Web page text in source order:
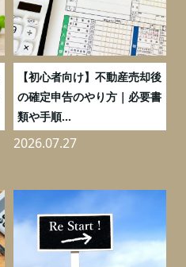
【初心者向け】不動産売却後
の確定申告のやり方｜必要書
類や手順...
2026.07.27